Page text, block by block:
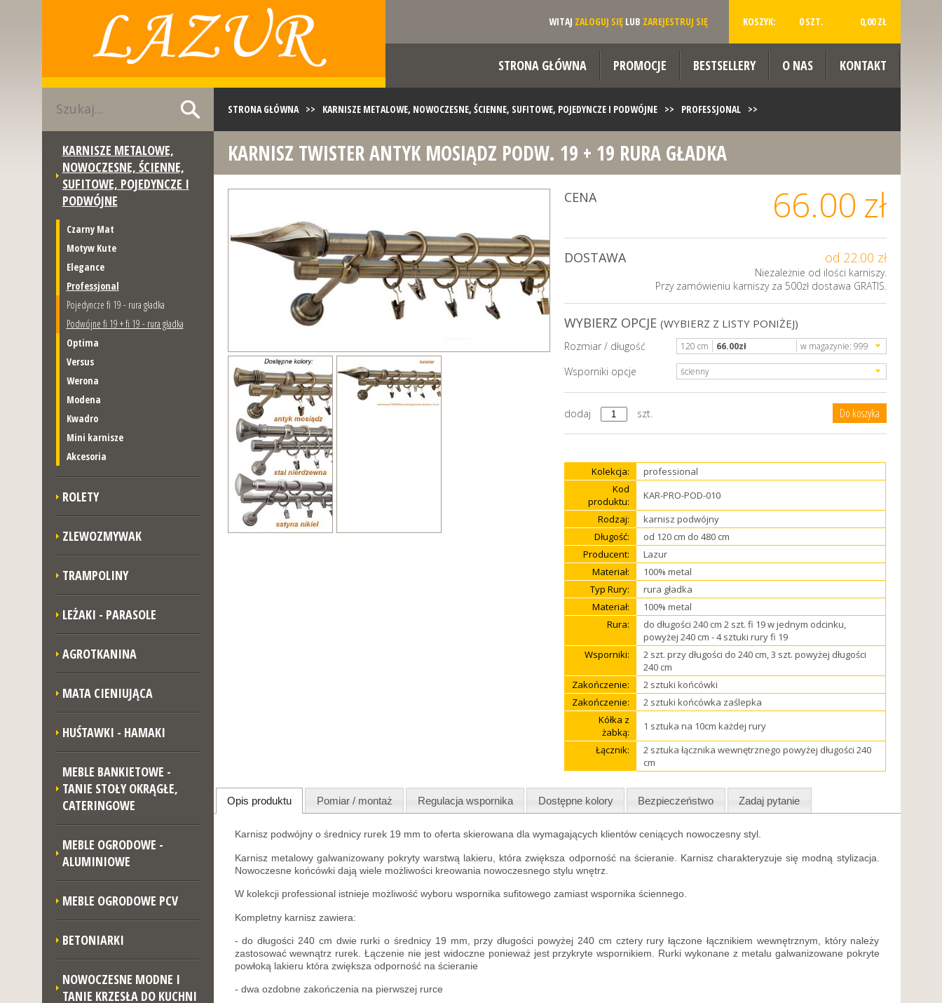
WITAJ ZALOGUJ SIĘLUB ZAREJESTRUJ SIĘ KOSZYK: 0 SZT. 0,00 ZŁ
STRONA GŁÓWNA PROMOCJE BESTSELLERY O NAS KONTAKT
KARNISZE METALOWE,
NOWOCZESNE, ŚCIENNE,
SUFITOWE, POJEDYNCZE I
PODWÓJNE
Czarny Mat
Motyw Kute
Elegance
Professjonal
Pojedyncze fi 19 - rura gładka
Podwójne fi 19 + fi 19 - rura gładka
Optima
Versus
Werona
Modena
Kwadro
Mini karnisze
Akcesoria
ROLETY
ZLEWOZMYWAK
TRAMPOLINY
LEŻAKI - PARASOLE
AGROTKANINA
MATA CIENIUJĄCA
HUŚTAWKI - HAMAKI
MEBLE BANKIETOWE -
TANIE STOŁY OKRĄGŁE,
CATERINGOWE
MEBLE OGRODOWE -
ALUMINIOWE
MEBLE OGRODOWE PCV
BETONIARKI
NOWOCZESNE MODNE I
TANIE KRZESŁA DO KUCHNI
STRONA GŁÓWNA >> KARNISZE METALOWE, NOWOCZESNE, ŚCIENNE, SUFITOWE, POJEDYNCZE I PODWÓJNE >> PROFESSJONAL >>
PODWÓJNE FI 19 + FI 19 - RURA GŁADKA >> KARNISZ TWISTER ANTYK MOSIĄDZ PODW. 19 + 19 RURA GŁADKA
KARNISZ TWISTER ANTYK MOSIĄDZ PODW. 19 + 19 RURA GŁADKA
CENA 66.00 zł
DOSTAWA od 22.00 zł
Niezależnie od ilości karniszy.
Przy zamówieniu karniszy za 500zł dostawa GRATIS.
WYBIERZ OPCJE (WYBIERZ Z LISTY PONIŻEJ)
Rozmiar / długość 120 cm 66.00zł w magazynie: 999
Wsporniki opcje ścienny
dodaj szt.
Kolekcja:
professional
Kod
produktu:
KAR-PRO-POD-010
Rodzaj:
karnisz podwójny
Długość:
od 120 cm do 480 cm
Producent:
Lazur
Materiał:
100% metal
Typ Rury:
rura gładka
Materiał:
100% metal
Rura:
do długości 240 cm 2 szt. fi 19 w jednym odcinku,
powyżej 240 cm - 4 sztuki rury fi 19
Wsporniki:
2 szt. przy długości do 240 cm, 3 szt. powyżej długości
240 cm
Zakończenie:
2 sztuki końcówki
Zakończenie:
2 sztuki końcówka zaślepka
Kółka z
żabką:
1 sztuka na 10cm każdej rury
Łącznik:
2 sztuka łącznika wewnętrznego powyżej długości 240
cm
Opis produktu Pomiar / montaż Regulacja wspornika Dostępne kolory Bezpieczeństwo Zadaj pytanie
Karnisz podwójny o średnicy rurek 19 mm to oferta skierowana dla wymagających klientów ceniących nowoczesny styl.
Karnisz metalowy galwanizowany pokryty warstwą lakieru, która zwiększa odporność na ścieranie. Karnisz charakteryzuje się modną stylizacja.
Nowoczesne końcówki dają wiele możliwości kreowania nowoczesnego stylu wnętrz.
W kolekcji professional istnieje możliwość wyboru wspornika sufitowego zamiast wspornika ściennego.
Kompletny karnisz zawiera:
- do długości 240 cm dwie rurki o średnicy 19 mm, przy długości powyżej 240 cm cztery rury łączone łącznikiem wewnętrznym, który należy
zastosować wewnątrz rurek. Łączenie nie jest widoczne ponieważ jest przykryte wspornikiem. Rurki wykonane z metalu galwanizowane pokryte
powłoką lakieru która zwiększa odporność na ścieranie
- dwa ozdobne zakończenia na pierwszej rurce